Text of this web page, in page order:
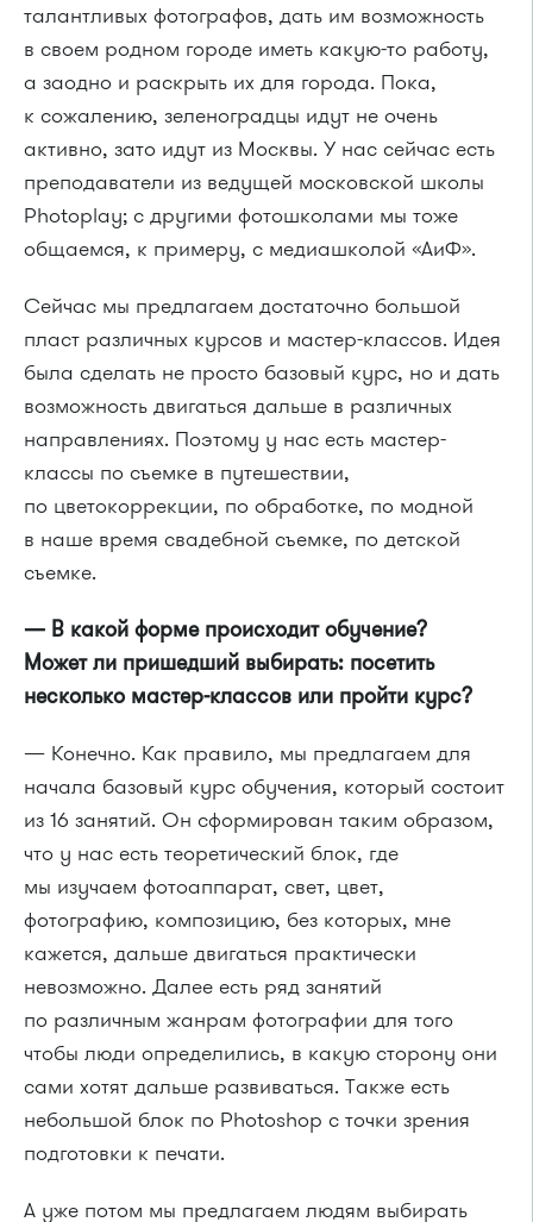
талантливых фотографов, дать им возможность
в своем родном городе иметь какую-то работу,
а заодно и раскрыть их для города. Пока,
к сожалению, зеленоградцы идут не очень
активно, зато идут из Москвы. У нас сейчас есть
преподаватели из ведущей московской школы
Photoplay; с другими фотошколами мы тоже
общаемся, к примеру, с медиашколой «АиФ».
Сейчас мы предлагаем достаточно большой
пласт различных курсов и мастер-классов. Идея
была сделать не просто базовый курс, но и дать
возможность двигаться дальше в различных
направлениях. Поэтому у нас есть мастер-
классы по съемке в путешествии,
по цветокоррекции, по обработке, по модной
в наше время свадебной съемке, по детской
съемке.
— В какой форме происходит обучение?
Может ли пришедший выбирать: посетить
несколько мастер-классов или пройти курс?
— Конечно. Как правило, мы предлагаем для
начала базовый курс обучения, который состоит
из 16 занятий. Он сформирован таким образом,
что у нас есть теоретический блок, где
мы изучаем фотоаппарат, свет, цвет,
фотографию, композицию, без которых, мне
кажется, дальше двигаться практически
невозможно. Далее есть ряд занятий
по различным жанрам фотографии для того
чтобы люди определились, в какую сторону они
сами хотят дальше развиваться. Также есть
небольшой блок по Photoshop с точки зрения
подготовки к печати.
А уже потом мы предлагаем людям выбирать